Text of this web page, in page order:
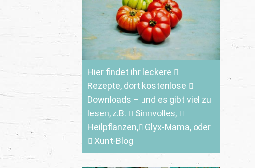
Hier findet ihr leckere
Rezepte, dort kostenlose
Downloads – und es gibt viel zu
lesen, z.B.
Sinnvolles,
Heilpflanzen,
Glyx-Mama, oder
Xunt-Blog